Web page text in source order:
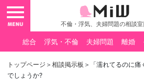
toggle navigation
不倫・浮気、夫婦問題の相談
総合 浮気・不倫 夫婦問題 離婚
トップページ ＞相談掲示板 ＞「濡れてるのに
でしょうか?